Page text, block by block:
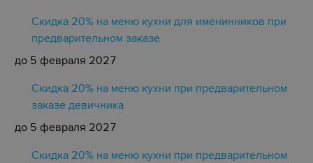
Скидка 20% на меню кухни для именинников при
предварительном заказе
до 5 февраля 2027
Скидка 20% на меню кухни при предварительном
заказе девичника
до 5 февраля 2027
Скидка 20% на меню кухни при предварительном